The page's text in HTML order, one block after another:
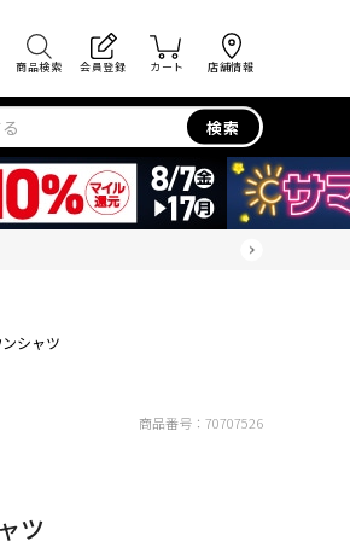
商品検索 会員登録 カート 店舗情報
検索
シャツ
ツ
商品番号： 70707526